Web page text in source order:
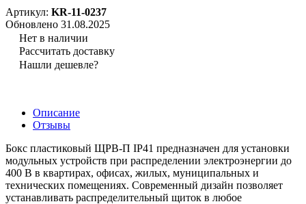
Артикул: KR-11-0237
Обновлено 31.08.2025
Нет в наличии
Рассчитать доставку
Нашли дешевле?
Описание
Отзывы
Бокс пластиковый ЩРВ-П IP41 предназначен для установки
модульных устройств при распределении электроэнергии до
400 В в квартирах, офисах, жилых, муниципальных и
технических помещениях. Современный дизайн позволяет
устанавливать распределительный щиток в любое